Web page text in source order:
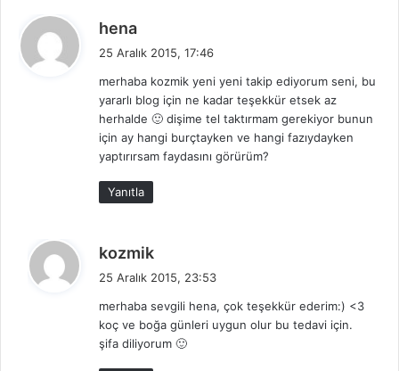
hena
i
k
i
25 Aralık 2015, 17:46
merhaba kozmik yeni yeni takip ediyorum seni, bu
yararlı blog için ne kadar teşekkür etsek az
herhalde 🙂 dişime tel taktırmam gerekiyor bunun
için ay hangi burçtayken ve hangi fazıydayken
yaptırırsam faydasını görürüm?
Yanıtla
kozmik
i
k
i
25 Aralık 2015, 23:53
merhaba sevgili hena, çok teşekkür ederim:) <3
koç ve boğa günleri uygun olur bu tedavi için.
şifa diliyorum 🙂